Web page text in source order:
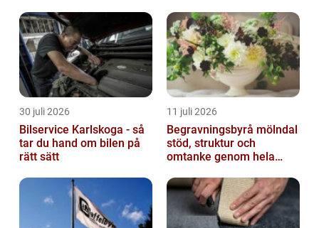
30 juli 2026
Bilservice Karlskoga - så
tar du hand om bilen på
rätt sätt
11 juli 2026
Begravningsbyrå mölndal
stöd, struktur och
omtanke genom hela